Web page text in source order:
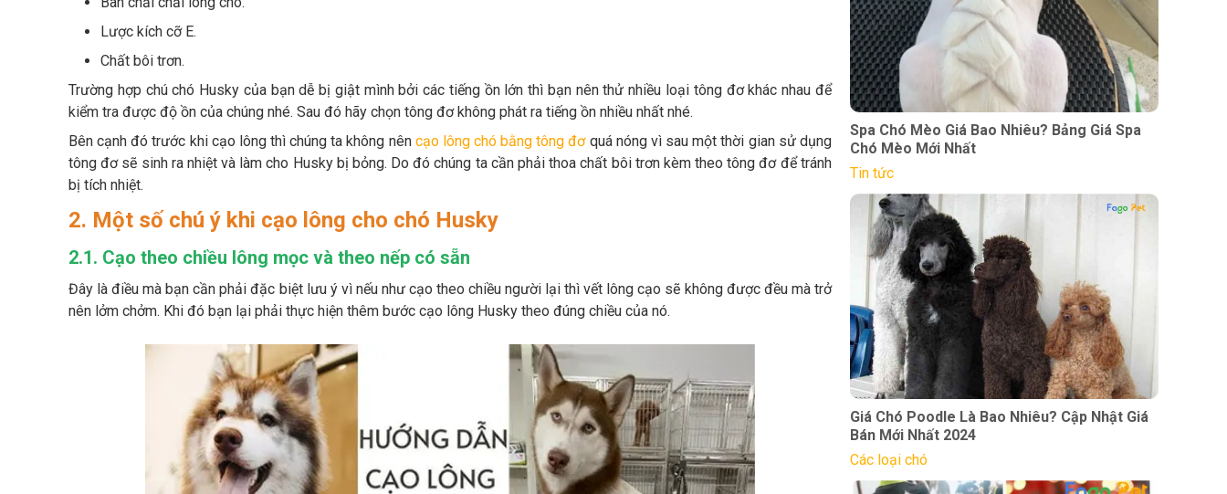
Lược kích cỡ E.
Chất bôi trơn.
Trường hợp chú chó Husky của bạn dễ bị giật mình bởi các tiếng ồn lớn thì bạn nên thử nhiều loại tông đơ khác nhau để
kiểm tra được độ ồn của chúng nhé. Sau đó hãy chọn tông đơ không phát ra tiếng ồn nhiều nhất nhé.
Bên cạnh đó trước khi cạo lông thì chúng ta không nên cạo lông chó bằng tông đơquá nóng vì sau một thời gian sử dụng
tông đơ sẽ sinh ra nhiệt và làm cho Husky bị bỏng. Do đó chúng ta cần phải thoa chất bôi trơn kèm theo tông đơ để tránh
bị tích nhiệt.
2. Một số chú ý khi cạo lông cho chó Husky
2.1. Cạo theo chiều lông mọc và theo nếp có sẵn
Đây là điều mà bạn cần phải đặc biệt lưu ý vì nếu như cạo theo chiều người lại thì vết lông cạo sẽ không được đều mà trở
nên lởm chởm. Khi đó bạn lại phải thực hiện thêm bước cạo lông Husky theo đúng chiều của nó.
Spa Chó Mèo Giá Bao Nhiêu? Bảng Giá Spa
Chó Mèo Mới Nhất
Tin tức
Giá Chó Poodle Là Bao Nhiêu? Cập Nhật Giá
Bán Mới Nhất 2024
Các loại chó